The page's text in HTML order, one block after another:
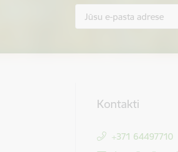
Kontakti
+371 64497710